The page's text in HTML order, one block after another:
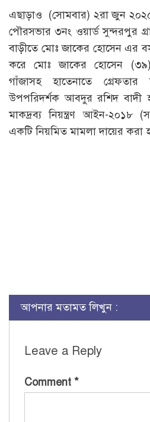
এছাড়াও (সোমবার) ২রা জুন ২০২৫
পৌরসভার ৩নং ওয়ার্ড সুন্দরপুর
বাড়ীতে মোঃ জাকের হোসেন এর
করে মোঃ জাকের হোসেন
গাঁজাসহ হাতেনাতে
উপপরিদর্শক আবদুর রশিদ বাদী
মাকদ্রব্য নিয়ন্ত্রণ আইন-২০১৮
একটি নিয়মিত মামলা দায়ের করা
আপনার মতামত লিখুন :
Leave a Reply
Comment *